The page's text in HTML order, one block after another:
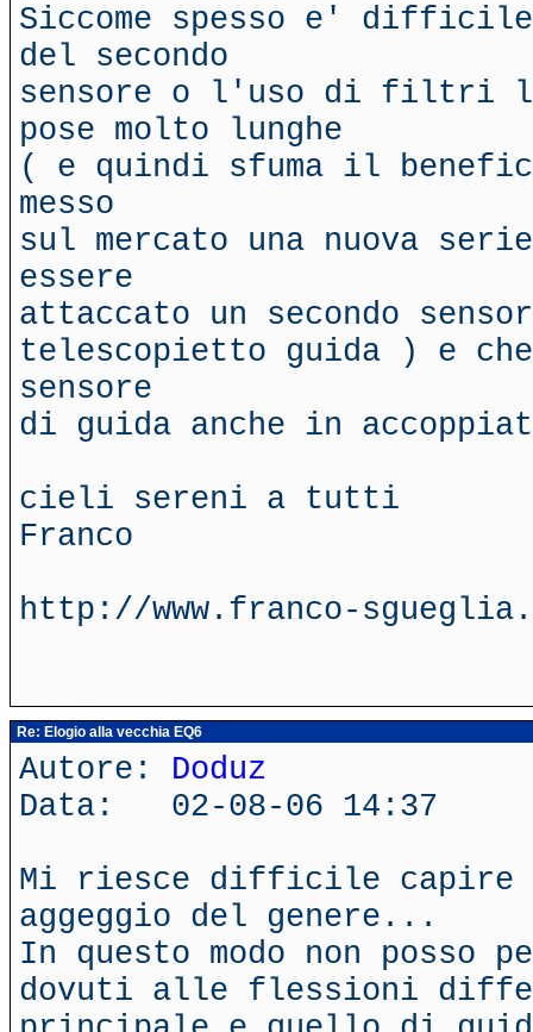
Siccome spesso e'
del secondo
sensore o l'uso di filtri
pose molto lunghe
( e quindi sfuma il
messo
sul mercato una nuova
essere
attaccato un secondo
telescopietto guida ) e
sensore
di guida anche in
cieli sereni a tutti
Franco
http://www.franco-
Re: Elogio alla vecchia EQ6
Autore: Doduz
Data: 02-08-06 14:37
Mi riesce difficile capire
aggeggio del genere...
In questo modo non
dovuti alle flessioni